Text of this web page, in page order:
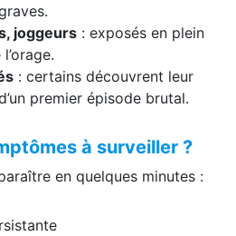
joggeurs : exposés en plein
: certains découvrent leur
premier épisode brutal.
à surveiller ?
en quelques minutes :